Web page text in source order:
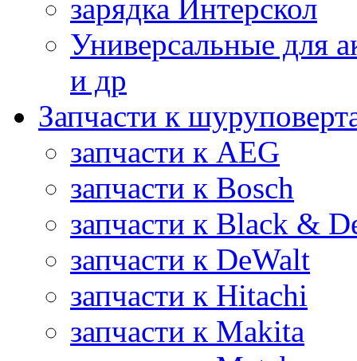
зарядка Интерскол
Универсальные для
и др
Запчасти к
запчасти к AEG
запчасти к Bosch
запчасти к Black &
запчасти к DeWalt
запчасти к Hitachi
запчасти к Makita